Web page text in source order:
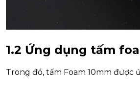
1.2 Ứng dụng tấm
Trong đó, tấm Foam 10mm được